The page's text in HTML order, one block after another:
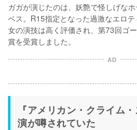
ガガが演じたのは、妖艶で怪しげな
ベス。R15指定となった過激なエロ
女の演技は高く評価され、第73回ゴ
賞を受賞しました。
AD
『アメリカン・クライム
演が噂されていた